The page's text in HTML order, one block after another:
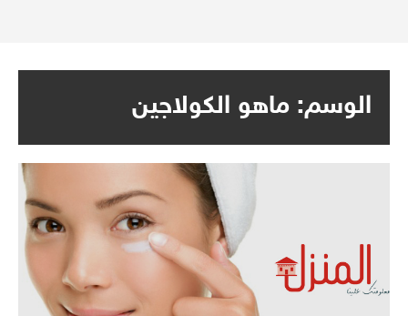
الوسم: ماهو الكولاجين